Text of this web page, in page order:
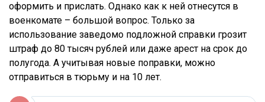
оформить и прислать. Однако как к ней отнесутся в
военкомате – большой вопрос. Только за
использование заведомо подложной справки грозит
штраф до 80 тысяч рублей или даже арест на срок до
полугода. А учитывая новые поправки, можно
отправиться в тюрьму и на 10 лет.